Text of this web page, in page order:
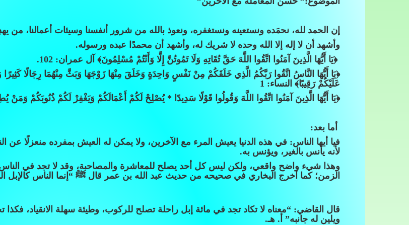
إن الحمد لله، نحمَده ونستعينه ونستغفره، ونعوذ بالله من شرور أنفسنا وسيئات أعمالنا، من
وأشهد أن لا إله إلا الله وحده لا شريك له، وأشهد أن محمدًا عبده ورسوله.
﴿يَا أَيُّهَا الَّذِينَ آمَنُوا اتَّقُوا اللَّهَ حَقَّ تُقَاتِهِ وَلَا تَمُوتُنَّ إِلَّا وَأَنْتُمْ مُسْلِمُونَ﴾ آل عمران: 102.
﴿يَا أَيُّهَا النَّاسُ اتَّقُوا رَبَّكُمُ الَّذِي خَلَقَكُمْ مِنْ نَفْسٍ وَاحِدَةٍ وَخَلَقَ مِنْهَا زَوْجَهَا وَبَثَّ مِنْهُمَا رِجَالًا كَثِيرًا
عَلَيْكُمْ رَقِيبًا﴾ النساء: 1
﴿يَا أَيُّهَا الَّذِينَ آمَنُوا اتَّقُوا اللَّهَ وَقُولُوا قَوْلًا سَدِيدًا * يُصْلِحْ لَكُمْ أَعْمَالَكُمْ وَيَغْفِرْ لَكُمْ ذُنُوبَكُمْ وَمَنْ يُطِعِ
أما بعد:
فيا أيها الناس: في هذه الدنيا يعيش المرء مع الآخرين، ولا يمكن له العيش بمفرده منعزلًا عن
لأنه يأنس بالغير، ويؤنس به.
وهذا شيء واضح واقعي، ولكن ليس كل أحد يصلح للمعاشرة والمصاحبة، وقد لا تجد في الناس
الزمن؛ كما أخرج البخاري في صحيحه من حديث عبد الله بن عمر قال ﷺ “إنما الناس كالإبل
قال القاضي: “معناه لا تكاد تجد في مائة إبل راحلة تصلح للركوب، وطيئة سهلة الانقياد،
ويلين له جانبه” أ. هـ.